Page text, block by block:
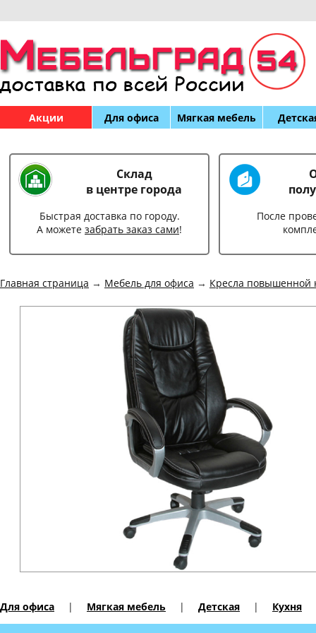
Акции Для офиса Мягкая мебель
Склад
в центре города
Быстрая доставка по городу.
А можете забрать заказ сами!
После
Главная страница → Мебель для офиса → Кресла повышенной
Для офиса | Мягкая мебель | Детская | Кухня